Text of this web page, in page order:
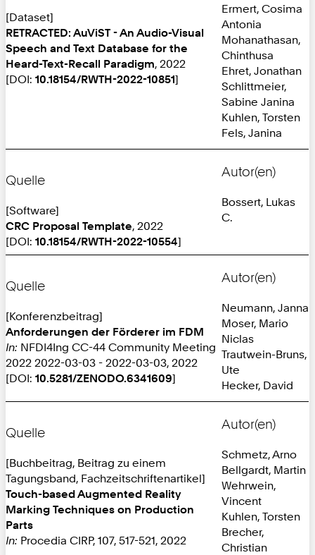
[Dataset]
RETRACTED: AuViST - An Audio-Visual
Speech and Text Database for the
Heard-Text-Recall Paradigm, 2022
[DOI: 10.18154/RWTH-2022-10851]
Ermert, Cosima
Antonia
Mohanathasan,
Chinthusa
Ehret, Jonathan
Schlittmeier,
Sabine Janina
Kuhlen, Torsten
Fels, Janina
Quelle
[Software]
CRC Proposal Template, 2022
[DOI: 10.18154/RWTH-2022-10554]
Autor(en)
Bossert, Lukas
C.
Quelle
[Konferenzbeitrag]
Anforderungen der Förderer im FDM
In: NFDI4Ing CC-44 Community Meeting
2022 2022-03-03 - 2022-03-03, 2022
[DOI: 10.5281/ZENODO.6341609]
Autor(en)
Neumann, Janna
Moser, Mario
Niclas
Trautwein-Bruns,
Ute
Hecker, David
Quelle
[Buchbeitrag, Beitrag zu einem
Tagungsband, Fachzeitschriftenartikel]
Touch-based Augmented Reality
Marking Techniques on Production
Parts
In: Procedia CIRP, 107, 517-521, 2022
Autor(en)
Schmetz, Arno
Bellgardt, Martin
Wehrwein,
Vincent
Kuhlen, Torsten
Brecher,
Christian